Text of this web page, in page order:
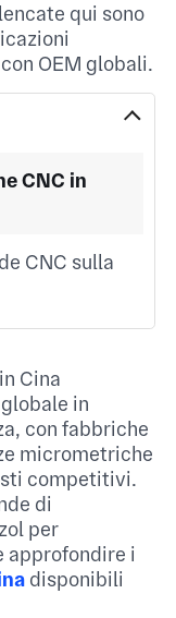
qui sono
OEM globali.
CNC in
CNC sulla
Cina
in
con fabbriche
micrometriche
competitivi.
di
per
approfondire i
disponibili